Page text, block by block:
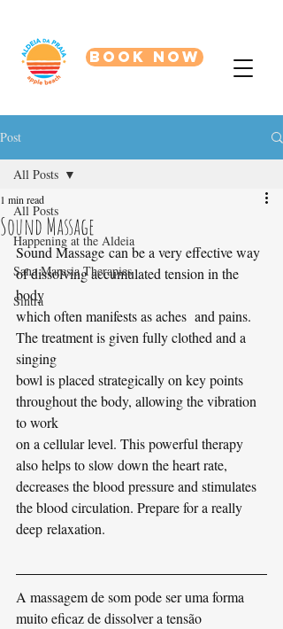
BOOK NOW
Post
All Posts
Happening at the Aldeia
Sana Maresia Therapies
Sintra
All Posts
Sound Massage
1 min read
Sound Massage can be a very effective way
of dissolving accumulated tension in the
body
which often manifests as aches  and pains.
The treatment is given fully clothed and a
singing
bowl is placed strategically on key points
throughout the body, allowing the vibration
to work
on a cellular level. This powerful therapy
also helps to slow down the heart rate,
decreases the blood pressure and stimulates
the blood circulation. Prepare for a really
deep relaxation.
A massagem de som pode ser uma forma
muito eficaz de dissolver a tensão